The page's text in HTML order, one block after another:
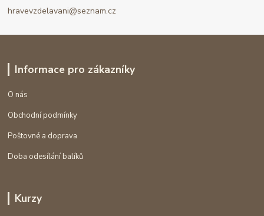
hravevzdelavani@seznam.cz
Informace pro zákazníky
O nás
Obchodní podmínky
Poštovné a doprava
Doba odesílání balíků
Kurzy